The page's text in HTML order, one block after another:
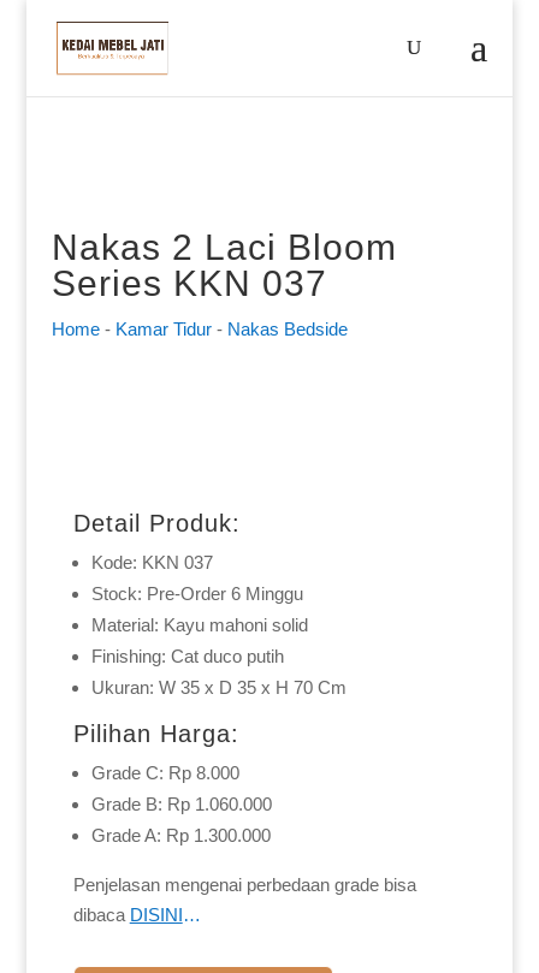
Nakas 2 Laci Bloom
Series KKN 037
Home- Kamar Tidur- Nakas Bedside
Detail Produk:
Kode: KKN 037
Stock: Pre-Order 6 Minggu
Material: Kayu mahoni solid
Finishing: Cat duco putih
Ukuran: W 35 x D 35 x H 70 Cm
Pilihan Harga:
Grade C: Rp 8.000
Grade B: Rp 1.060.000
Grade A: Rp 1.300.000
Penjelasan mengenai perbedaan grade bisa
dibaca DISINI…